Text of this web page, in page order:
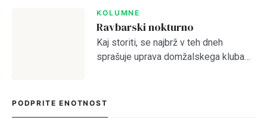
novo […]
KOLUMNE
Ravbarski nokturno
Kaj storiti, se najbrž v teh dneh
sprašuje uprava domžalskega kluba
zelo zanima tamkajšnje sicer
PODPRITE ENOTNOST